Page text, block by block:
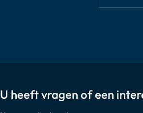
U heeft vragen of een